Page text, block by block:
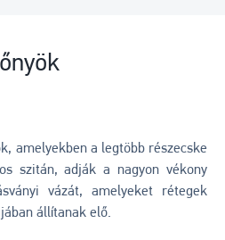
amelyekben a legtöbb részecske
szitán, adják a nagyon vékony
vázát, amelyeket rétegek
állítanak elő.